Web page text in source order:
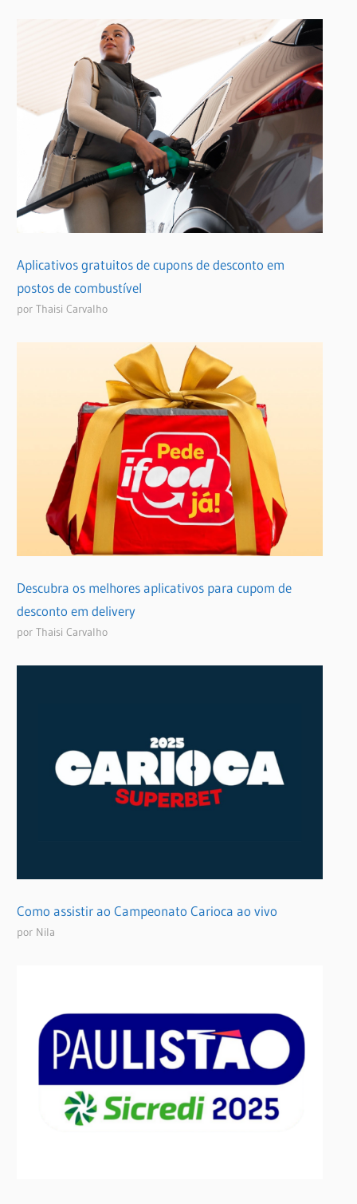
Aplicativos gratuitos de cupons de desconto em
postos de combustível
por Thaisi Carvalho
Descubra os melhores aplicativos para cupom de
desconto em delivery
por Thaisi Carvalho
Como assistir ao Campeonato Carioca ao vivo
por Nila